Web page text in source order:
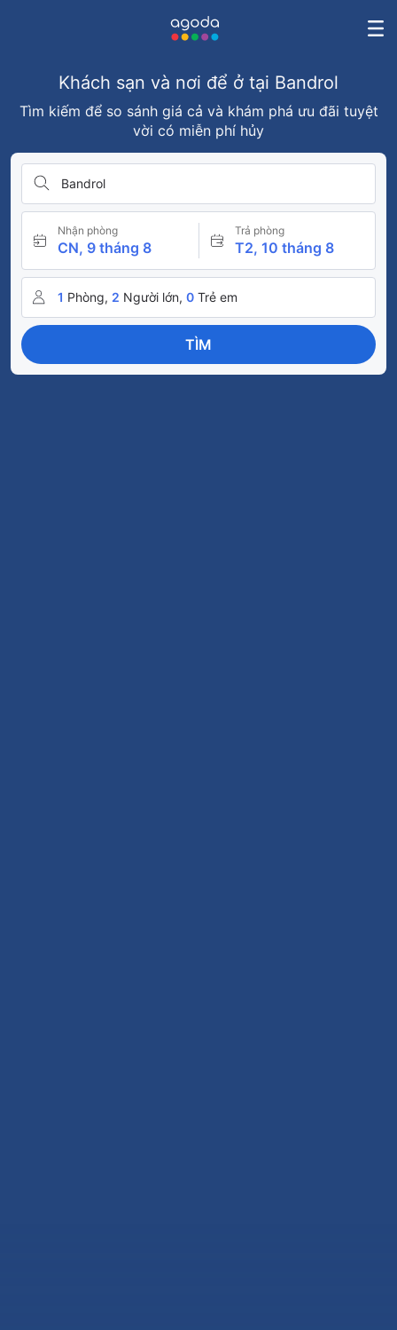
Khách sạn và nơi để ở tại Bandrol
Tìm kiếm để so sánh giá cả và khám phá ưu đãi tuyệt
vời có miễn phí hủy
Bandrol
Nhận phòng
CN, 9 tháng 8
Trả phòng
T2, 10 tháng 8
1 Phòng, 2 Người lớn, 0 Trẻ em
TÌM